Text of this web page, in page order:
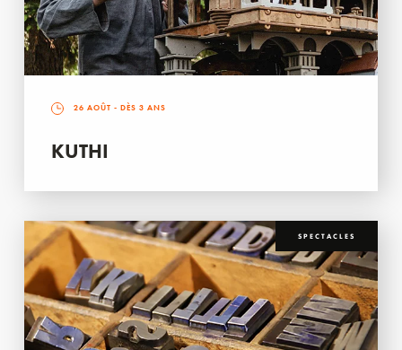
26 AOÛT - DÈS 3 ANS
KUTHI
SPECTACLES